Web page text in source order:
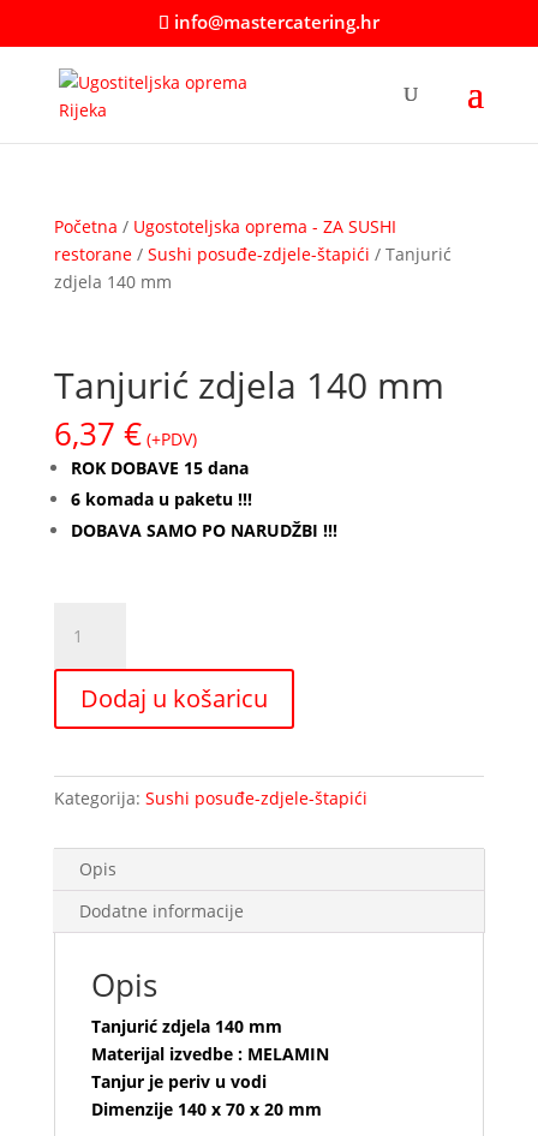
info@mastercatering.hr
Početna / Ugostoteljska oprema - ZA SUSHI
restorane/ Sushi posuđe-zdjele-štapići / Tanjurić
zdjela 140 mm
Tanjurić zdjela 140 mm
6,37 € (+PDV)
ROK DOBAVE 15 dana
6 komada u paketu !!!
DOBAVA SAMO PO NARUDŽBI !!!
zdjela
140
mm
količina
Dodaj u košaricu
Kategorija: Sushi posuđe-zdjele-štapići
Opis
Dodatne informacije
Opis
Tanjurić zdjela 140 mm
Materijal izvedbe : MELAMIN
Tanjur je periv u vodi
Dimenzije 140 x 70 x 20 mm